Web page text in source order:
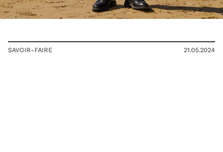
SAVOIR-FAIRE 21.05.2024